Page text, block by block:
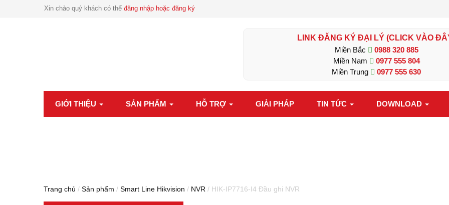
Xin chào quý khách có thể đăng nhập hoặc đăng ký
LINK ĐĂNG KÝ ĐẠI LÝ (CLICK VÀO
Miền Bắc
0988 320 885
Miền Nam
0977 555 804
Miền Trung
0977 555 630
GIỚI THIỆU SẢN PHẨM HỖ TRỢ GIẢI PHÁP TIN TỨC DOWNLOAD
Trang chủ / Sản phẩm / Smart Line Hikvision / NVR / HIK-IP7716-I4 Đầu ghi NVR